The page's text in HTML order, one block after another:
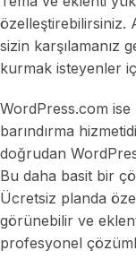
özelleştirebilirsiniz.
sizin karşılamanız
kurmak isteyenler
WordPress.com
barındırma
doğrudan
Bu daha basit bir
Ücretsiz planda
görünebilir ve
profesyonel